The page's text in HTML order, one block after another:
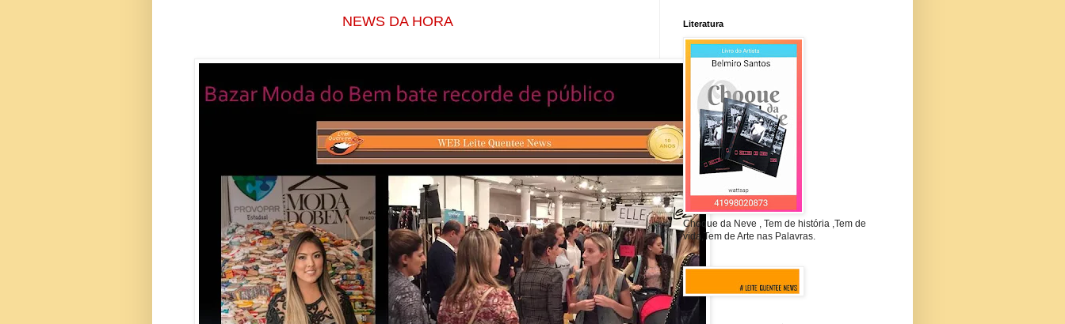
NEWS DA HORA Literatura
Choque da Neve , Tem de história ,Tem de
vida,Tem de Arte nas Palavras.